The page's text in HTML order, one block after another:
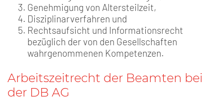
Genehmigung von Altersteilzeit,
Disziplinarverfahren und
Rechtsaufsicht und Informationsrecht
bezüglich der von den Gesellschaften
wahrgenommenen Kompetenzen.
Arbeitszeitrecht der Beamten bei
der DB AG